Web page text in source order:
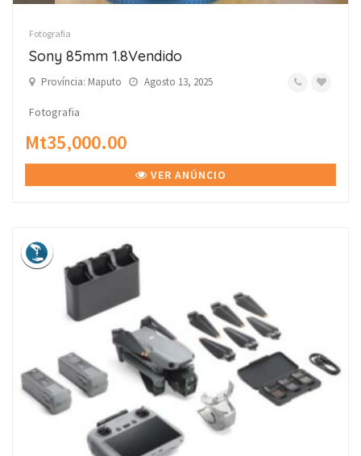
Fotografia
Sony 85mm 1.8Vendido
Província: Maputo Agosto 13, 2025
Fotografia
Mt35,000.00
VER ANÚNCIO